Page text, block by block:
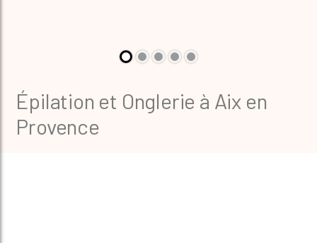
Épilation et Onglerie à Aix en
Provence